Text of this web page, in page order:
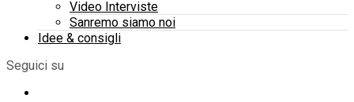
Video Interviste
Sanremo siamo noi
Idee & consigli
Seguici su